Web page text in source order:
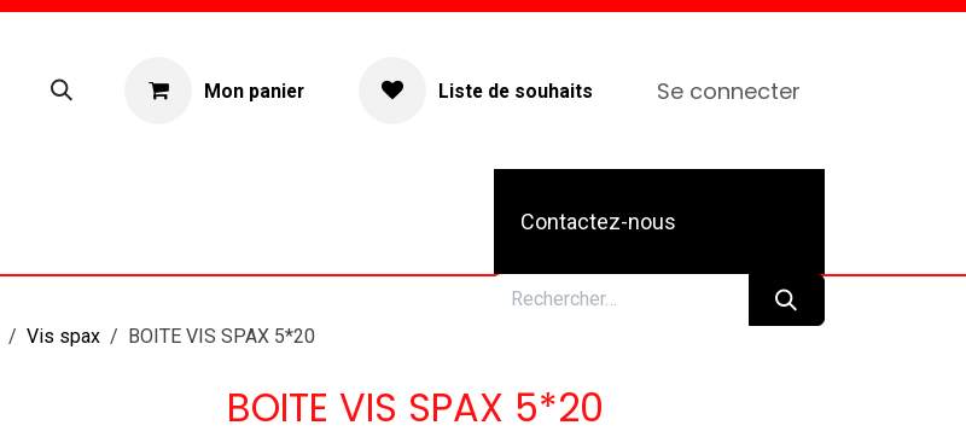
Mon panier Liste de souhaits Se connecter
Contactez-nous
Vis spax BOITE VIS SPAX 5*20
BOITE VIS SPAX 5*20